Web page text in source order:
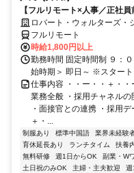
【フルリモート×人事／正社
英語】Robert Walters
ロバート・ウォルターズ・
フルリモート
時給1,800円以上
勤務時間 固定時間制 ９：
始時期＞ 即日～ ※スター
仕事内容 ・・ー・・＋・
業務全般 ・採用チャネル
・面接官との連携 ・採用
＋・...
制服あり 標準中国語 業界未経験
育休延長あり
ランチタイム 扶養
無料研修
週1日からOK 副業・W
土日祝のみOK
主婦・主夫歓迎 週